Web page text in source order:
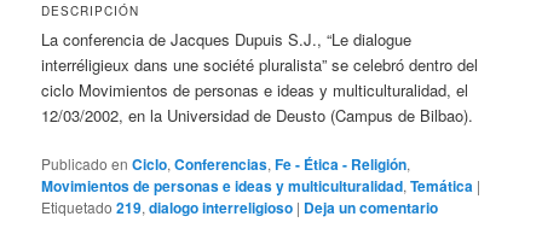
DESCRIPCIÓN
La conferencia de Jacques Dupuis S.J., “Le dialogue
interréligieux dans une société pluralista” se celebró dentro del
ciclo Movimientos de personas e ideas y multiculturalidad, el
12/03/2002, en la Universidad de Deusto (Campus de Bilbao).
Publicado en Ciclo,Conferencias,Fe - Ética - Religión,
Movimientos de personas e ideas y multiculturalidad,Temática |
Etiquetado 219,dialogo interreligioso | Deja un comentario